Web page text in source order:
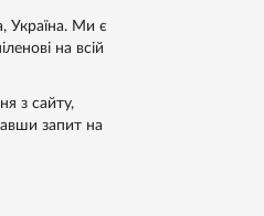
Україна. Ми є
на всій
з сайту,
запит на